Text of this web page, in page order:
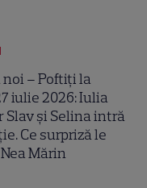
– Poftiți la
iulie 2026: Iulia
Slav și Selina intră
Ce surpriză le
Mărin